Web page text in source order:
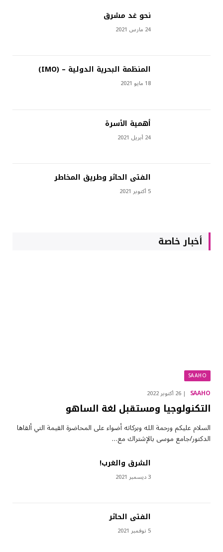
نحو غد مشرق
24 مارس 2021
المنظمة البحرية الدولية – (IMO)
18 مايو 2021
أهمية الأسرة
24 أبريل 2021
الفتى الحائر وطريق المخاطر
5 أكتوبر 2021
أخبار خاصة
SAAHO
SAAHO 26 أكتوبر 2022
التكنولوجيا ومستقبل لغة الساهو
السلام عليكم ورحمة الله وبركاته أضواء على المحاضرة القيمة التي ألقاها
الدكتور/جامع موسى بالإشتراك مع…
الشرق والغرب!
3 ديسمبر 2021
الفتى الحائر
5 نوفمبر 2021